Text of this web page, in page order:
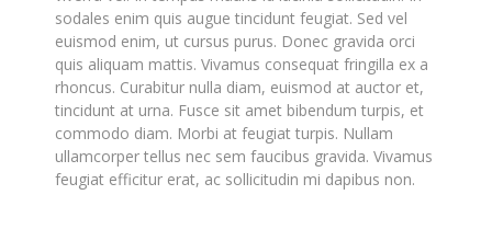
sodales enim quis augue tincidunt feugiat. Sed vel
euismod enim, ut cursus purus. Donec gravida orci
quis aliquam mattis. Vivamus consequat fringilla ex a
rhoncus. Curabitur nulla diam, euismod at auctor et,
tincidunt at urna. Fusce sit amet bibendum turpis, et
commodo diam. Morbi at feugiat turpis. Nullam
ullamcorper tellus nec sem faucibus gravida. Vivamus
feugiat efficitur erat, ac sollicitudin mi dapibus non.